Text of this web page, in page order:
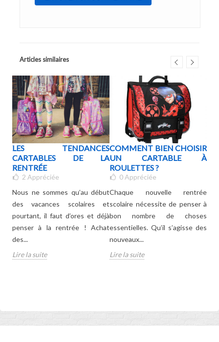
Articles similaires
LES TENDANCES
CARTABLES DE LA
RENTRÉE
2 Appréciée
Nous ne sommes qu’au début
des vacances scolaires et
pourtant, il faut d’ores et déjà
penser à la rentrée ! Achat
des...
Lire la suite
COMMENT BIEN CHOISIR
UN CARTABLE À
ROULETTES ?
0 Appréciée
Chaque nouvelle rentrée
scolaire nécessite de penser à
bon nombre de choses
essentielles. Qu’il s’agisse des
nouveaux...
Lire la suite